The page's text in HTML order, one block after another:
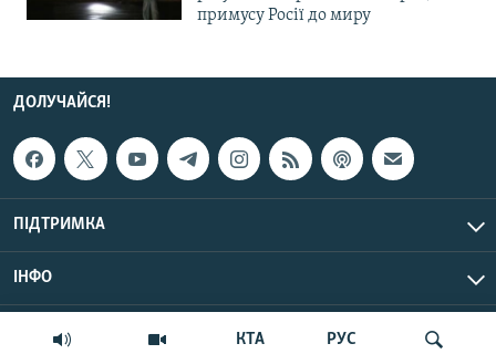
КТА РУС
примусу Росії до миру
ДОЛУЧАЙСЯ!
ПІДТРИМКА
ІНФО
© Крим.Реалії, 2026 | Усі права застережено.